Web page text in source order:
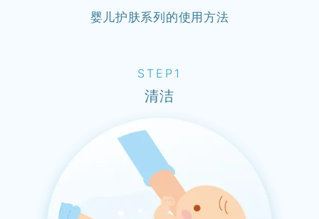
婴儿护肤系列的使用方法
STEP1
清洁